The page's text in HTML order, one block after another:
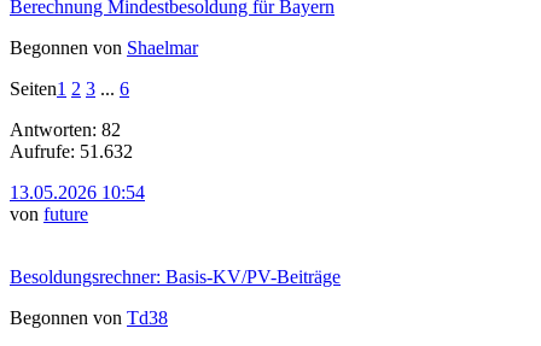
Berechnung Mindestbesoldung für Bayern
Begonnen von Shaelmar
Seiten1 2 3 ... 6
Antworten: 82
Aufrufe: 51.632
13.05.2026 10:54
von future
Besoldungsrechner: Basis-KV/PV-Beiträge
Begonnen von Td38